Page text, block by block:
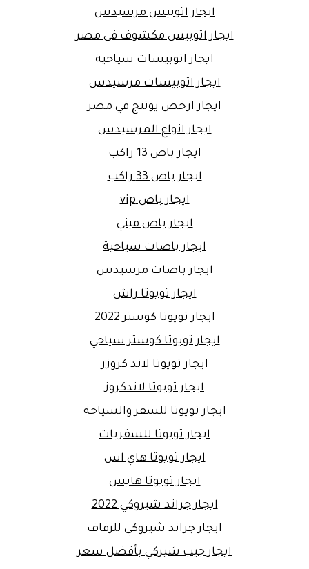
ايجار اتوبيس مرسيدس
ايجار اتوبيس مكشوف فى مصر
ايجار اتوبيسات سياحية
ايجار اتوبيسات مرسيدس
ايجار ارخص يوتنج في مصر
ايجار انواع المرسيدس
ايجار باص 13 راكب
ايجار باص 33 راكب
ايجار باص vip
ايجار باص ميني
ايجار باصات سياحية
ايجار باصات مرسيدس
ايجار تويوتا راش
ايجار تويوتا كوستر 2022
ايجار تويوتا كوستر سياحي
ايجار تويوتا لاند كروزر
ايجار تويوتا لاندكروز
ايجار تويوتا للسفر والسياحة
ايجار تويوتا للسفريات
ايجار تويوتا هاي اس
ايجار تويوتا هايس
ايجار جراند شيروكي 2022
ايجار جراند شيروكي للزفاف
ايجار جيب شيركي بأفضل سعر